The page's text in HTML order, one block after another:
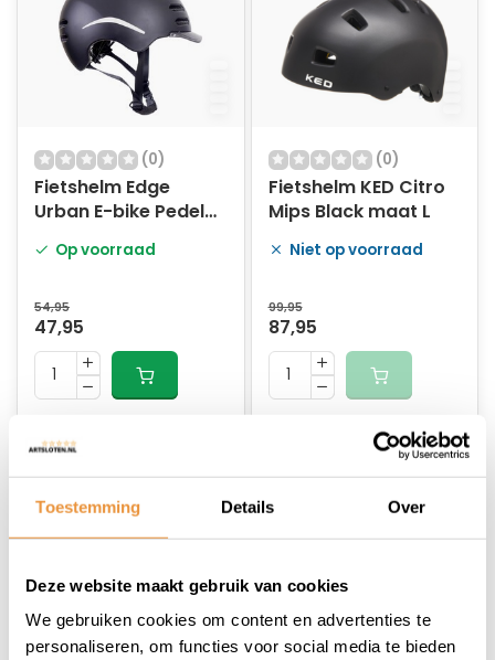
Toestemming Details Over
Deze website maakt gebruik van cookies
We gebruiken cookies om content en advertenties te
personaliseren, om functies voor social media te bieden
(0)
Fietshelm Edge
Urban E-bike Pedelec
Op voorraad
54,95
47,95
(0)
Fietshelm KED Citro
Mips Black maat L
Niet op voorraad
99,95
87,95
(0)